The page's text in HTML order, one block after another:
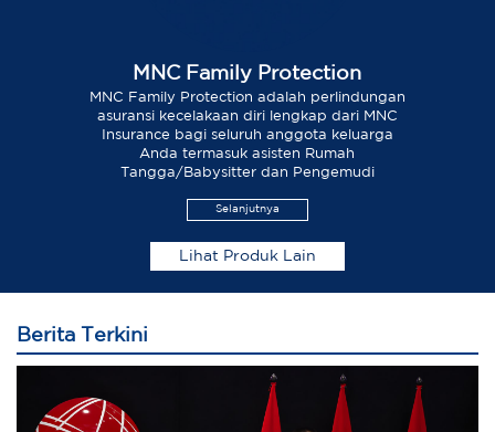
MNC Family Protection
MNC Family Protection adalah perlindungan
asuransi kecelakaan diri lengkap dari MNC
Insurance bagi seluruh anggota keluarga
Anda termasuk asisten Rumah
Tangga/Babysitter dan Pengemudi
Selanjutnya
Lihat Produk Lain
Berita Terkini